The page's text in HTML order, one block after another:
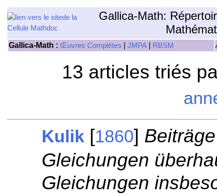
Gallica-Math:
Gallica-Math : Œuvres Complètes JMPA RBSM
13 articles triés
Kulik [1860]
Gleichungen
Gleichungen